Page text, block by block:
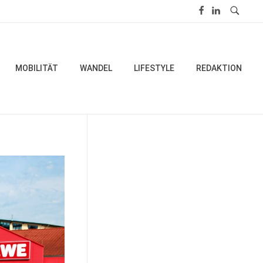
MOBILITÄT WANDEL LIFESTYLE REDAKTION